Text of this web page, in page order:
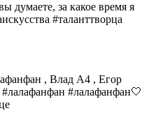
думаете, за какое время я
#таланттворца
, Влад А4 , Егор
#лалафанфан🤍